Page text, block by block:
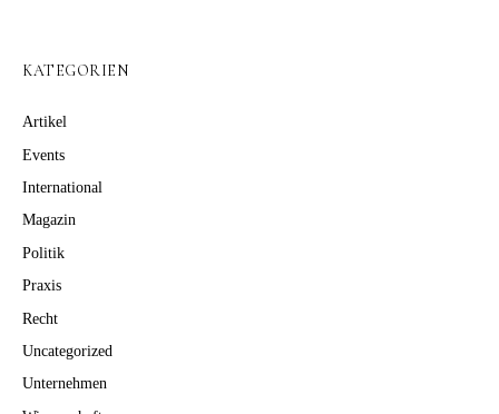
KATEGORIEN
Artikel
Events
International
Magazin
Politik
Praxis
Recht
Uncategorized
Unternehmen